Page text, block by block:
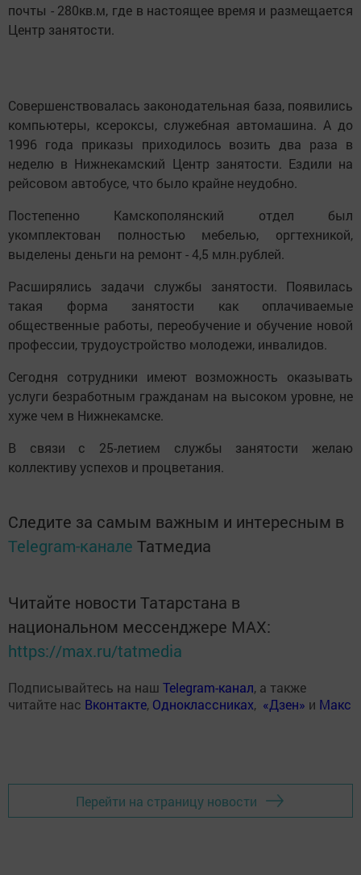
почты - 280кв.м, где в настоящее время и размещается
Центр занятости.
Совершенствовалась законодательная база, появились
компьютеры, ксероксы, служебная автомашина. А до
1996 года приказы приходилось возить два раза в
неделю в Нижнекамский Центр занятости. Ездили на
рейсовом автобусе, что было крайне неудобно.
Постепенно Камскополянский отдел был
укомплектован полностью мебелью, оргтехникой,
выделены деньги на ремонт - 4,5 млн.рублей.
Расширялись задачи службы занятости. Появилась
такая форма занятости как оплачиваемые
общественные работы, переобучение и обучение новой
профессии, трудоустройство молодежи, инвалидов.
Сегодня сотрудники имеют возможность оказывать
услуги безработным гражданам на высоком уровне, не
хуже чем в Нижнекамске.
В связи с 25-летием службы занятости желаю
коллективу успехов и процветания.
Следите за самым важным и интересным в
Telegram-канале Татмедиа
Читайте новости Татарстана в
национальном мессенджере MАХ:
https://max.ru/tatmedia
Подписывайтесь на наш Telegram-канал, а также
читайте нас Вконтакте, Одноклассниках, «Дзен» и Макс
Перейти на страницу новости